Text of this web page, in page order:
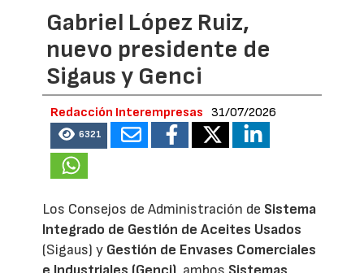
Gabriel López Ruiz,
nuevo presidente de
Sigaus y Genci
Redacción Interempresas 31/07/2026
6321
Los Consejos de Administración de Sistema
Integrado de Gestión de Aceites Usados
(Sigaus) y Gestión de Envases Comerciales